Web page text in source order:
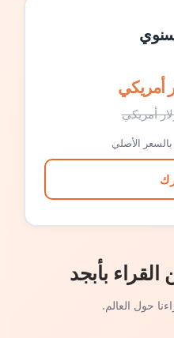
أمريكي
أمريكي
القراء بأبجد
حول العالم.